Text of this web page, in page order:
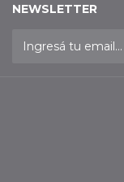
NEWSLETTER